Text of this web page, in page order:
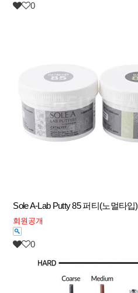
0
Sole A-Lab Putty 85 퍼티(노멀타입)
회원공개
0